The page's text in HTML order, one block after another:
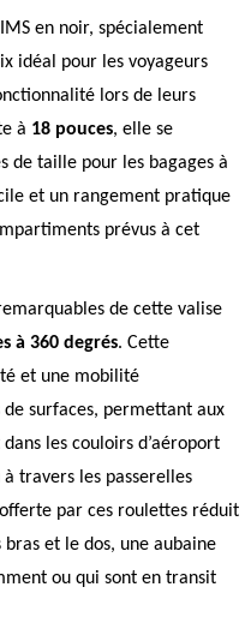
en noir, spécialement
idéal pour les voyageurs
lors de leurs
à 18 pouces, elle se
de taille pour les bagages à
et un rangement pratique
prévus à cet
de cette valise
à 360 degrés. Cette
et une mobilité
surfaces, permettant aux
les couloirs d’aéroport
travers les passerelles
par ces roulettes réduit
et le dos, une aubaine
ou qui sont en transit